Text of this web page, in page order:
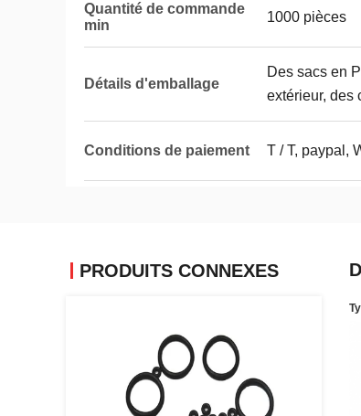
Quantité de commande
min
1000 pièces
Détails d'emballage
Des sacs en
extérieur, des
Conditions de paiement T / T, paypal,
PRODUITS CONNEXES